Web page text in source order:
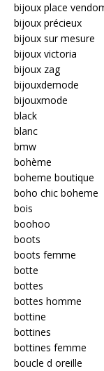
bijoux place
bijoux précieux
bijoux sur mesure
bijoux victoria
bijoux zag
bijouxdemode
bijouxmode
black
blanc
bmw
bohème
boheme boutique
boho chic boheme
bois
boohoo
boots
boots femme
botte
bottes
bottes homme
bottine
bottines
bottines femme
boucle d oreille